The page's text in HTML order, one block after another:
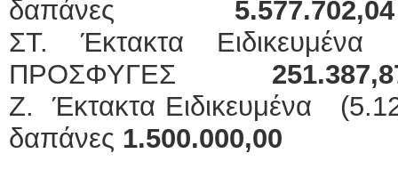
δαπάνες 5.577.702,04
ΣΤ. Έκτακτα
ΠΡΟΣΦΥΓΕΣ
Ζ. Έκτακτα Ειδικευμένα
δαπάνες 1.500.000,00